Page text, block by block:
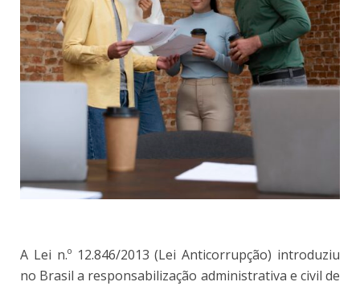
A Lei n.º 12.846/2013 (Lei Anticorrupção) introduziu
no Brasil a responsabilização administrativa e civil de